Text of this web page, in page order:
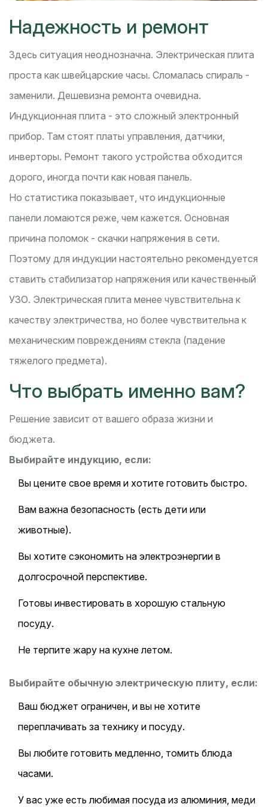
Надежность и ремонт
Здесь ситуация неоднозначна. Электрическая плита
проста как швейцарские часы. Сломалась спираль -
заменили. Дешевизна ремонта очевидна.
Индукционная плита - это сложный электронный
прибор. Там стоят платы управления, датчики,
инверторы. Ремонт такого устройства обходится
дорого, иногда почти как новая панель.
Но статистика показывает, что индукционные
панели ломаются реже, чем кажется. Основная
причина поломок - скачки напряжения в сети.
Поэтому для индукции настоятельно рекомендуется
ставить стабилизатор напряжения или качественный
УЗО. Электрическая плита менее чувствительна к
качеству электричества, но более чувствительна к
механическим повреждениям стекла (падение
тяжелого предмета).
Что выбрать именно вам?
Решение зависит от вашего образа жизни и
бюджета.
Выбирайте индукцию, если:
Вы цените свое время и хотите готовить быстро.
Вам важна безопасность (есть дети или
животные).
Вы хотите сэкономить на электроэнергии в
долгосрочной перспективе.
Готовы инвестировать в хорошую стальную
посуду.
Не терпите жару на кухне летом.
Выбирайте обычную электрическую плиту, если:
Ваш бюджет ограничен, и вы не хотите
переплачивать за технику и посуду.
Вы любите готовить медленно, томить блюда
часами.
У вас уже есть любимая посуда из алюминия, меди